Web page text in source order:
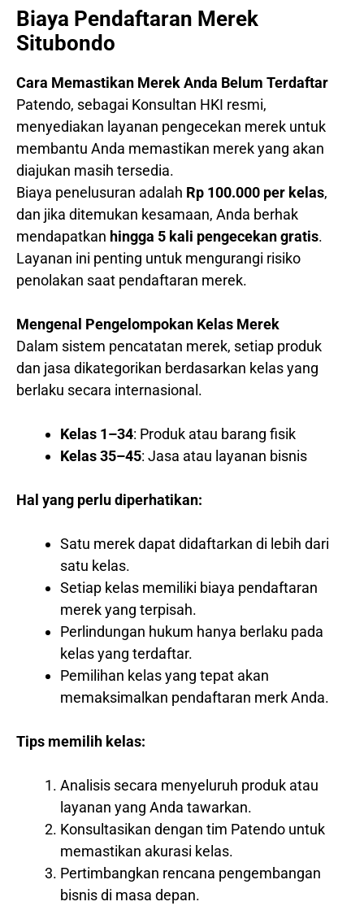
Biaya Pendaftaran Merek
Situbondo
Cara Memastikan Merek Anda Belum Terdaftar
Patendo, sebagai Konsultan HKI resmi,
menyediakan layanan pengecekan merek untuk
membantu Anda memastikan merek yang akan
diajukan masih tersedia.
Biaya penelusuran adalah Rp 100.000 per kelas,
dan jika ditemukan kesamaan, Anda berhak
mendapatkan hingga 5 kali pengecekan gratis.
Layanan ini penting untuk mengurangi risiko
penolakan saat pendaftaran merek.
Mengenal Pengelompokan Kelas Merek
Dalam sistem pencatatan merek, setiap produk
dan jasa dikategorikan berdasarkan kelas yang
berlaku secara internasional.
Kelas 1–34: Produk atau barang fisik
Kelas 35–45: Jasa atau layanan bisnis
Hal yang perlu diperhatikan:
Satu merek dapat didaftarkan di lebih dari
satu kelas.
Setiap kelas memiliki biaya pendaftaran
merek yang terpisah.
Perlindungan hukum hanya berlaku pada
kelas yang terdaftar.
Pemilihan kelas yang tepat akan
memaksimalkan pendaftaran merk Anda.
Tips memilih kelas:
Analisis secara menyeluruh produk atau
layanan yang Anda tawarkan.
Konsultasikan dengan tim Patendo untuk
memastikan akurasi kelas.
Pertimbangkan rencana pengembangan
bisnis di masa depan.